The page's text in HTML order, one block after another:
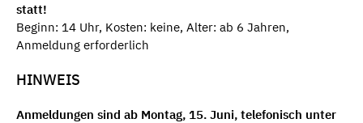
statt!
Beginn: 14 Uhr, Kosten: keine, Alter: ab 6 Jahren,
Anmeldung erforderlich
HINWEIS
Anmeldungen sind ab Montag, 15. Juni, telefonisch unter